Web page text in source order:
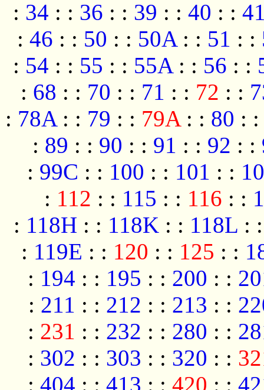
: 34 : : 36 : : 39 : : 40 : :
: 46 : : 50 : : 50A: : 51 : :
: 54 : : 55 : : 55A: : 56 : :
: 68 : : 70 : : 71 : : 72 : :
: 78A: : 79 : : 79A: : 80 :
: 89 : : 90 : : 91 : : 92 : :
: 99C : : 100 : : 101 : :
: 112 : : 115 : : 116 : :
: 118H : : 118K : : 118L :
: 119E : : 120 : : 125 : :
: 194 : : 195 : : 200 : :
: 211 : : 212 : : 213 : :
: 231 : : 232 : : 280 : :
: 302 : : 303 : : 320 : :
: 404 : : 413 : : 420 : :